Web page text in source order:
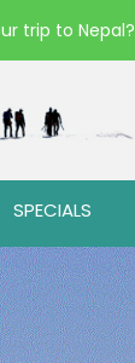
trip to Nepal?
SPECIALS